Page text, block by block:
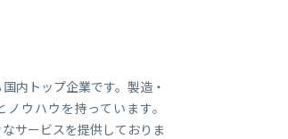
星メッセージングサービス
実証実験
内トップ企業です。製造・
ウハウを持っています。
サービスを提供しておりま